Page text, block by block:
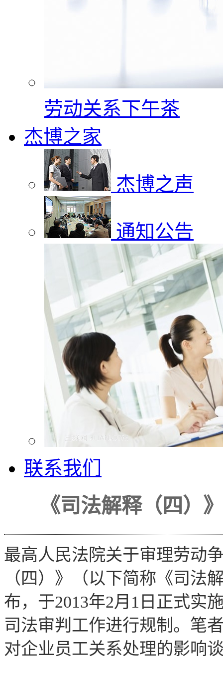
劳动关系下午茶
杰博之家
杰博之声
通知公告
联系我们
《司法解释（四）
最高人民法院关于审理劳动
（四）》（以下简称《司法
布，于2013年2月1日正式实
司法审判工作进行规制。笔
对企业员工关系处理的影响